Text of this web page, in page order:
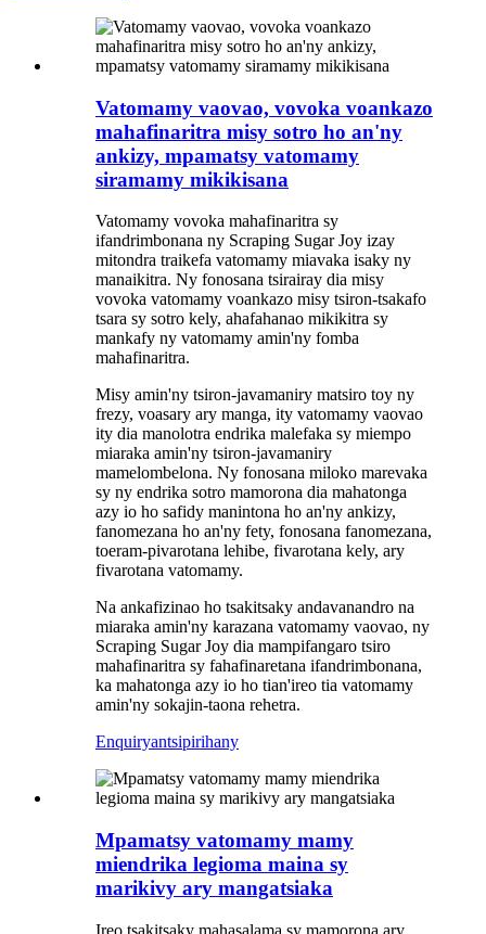
Vatomamy vaovao, vovoka voankazo
mahafinaritra misy sotro ho an'ny
ankizy, mpamatsy vatomamy
siramamy mikikisana
Vatomamy vovoka mahafinaritra sy
ifandrimbonana ny Scraping Sugar Joy izay
mitondra traikefa vatomamy miavaka isaky ny
manaikitra. Ny fonosana tsirairay dia misy
vovoka vatomamy voankazo misy tsiron-tsakafo
tsara sy sotro kely, ahafahanao mikikitra sy
mankafy ny vatomamy amin'ny fomba
mahafinaritra.
Misy amin'ny tsiron-javamaniry matsiro toy ny
frezy, voasary ary manga, ity vatomamy vaovao
ity dia manolotra endrika malefaka sy miempo
miaraka amin'ny tsiron-javamaniry
mamelombelona. Ny fonosana miloko marevaka
sy ny endrika sotro mamorona dia mahatonga
azy io ho safidy manintona ho an'ny ankizy,
fanomezana ho an'ny fety, fonosana fanomezana,
toeram-pivarotana lehibe, fivarotana kely, ary
fivarotana vatomamy.
Na ankafizinao ho tsakitsaky andavanandro na
miaraka amin'ny karazana vatomamy vaovao, ny
Scraping Sugar Joy dia mampifangaro tsiro
mahafinaritra sy fahafinaretana ifandrimbonana,
ka mahatonga azy io ho tian'ireo tia vatomamy
amin'ny sokajin-taona rehetra.
Enquiryantsipirihany
Mpamatsy vatomamy mamy
miendrika legioma maina sy
marikivy ary mangatsiaka
Ireo tsakitsaky mahasalama sy mamorona ary